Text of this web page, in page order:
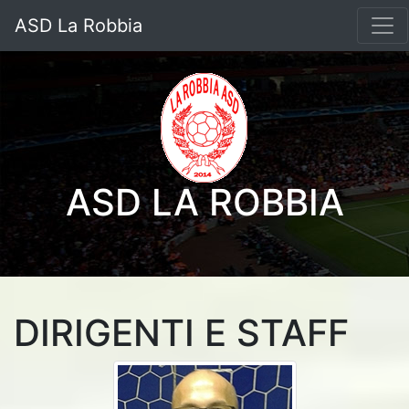
ASD La Robbia
ASD LA ROBBIA
DIRIGENTI E STAFF